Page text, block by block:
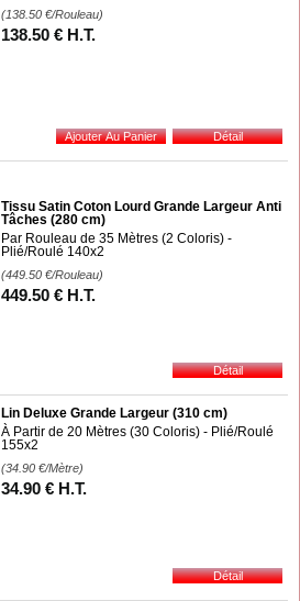
(138.50 €/Rouleau)
138.50 € H.T.
Tissu Satin Coton Lourd Grande Largeur Anti
Tâches (280 cm)
Par Rouleau de 35 Mètres (2 Coloris) -
Plié/Roulé 140x2
(449.50 €/Rouleau)
449.50 € H.T.
Lin Deluxe Grande Largeur (310 cm)
À Partir de 20 Mètres (30 Coloris) - Plié/Roulé
155x2
(34.90 €/Mètre)
34.90 € H.T.